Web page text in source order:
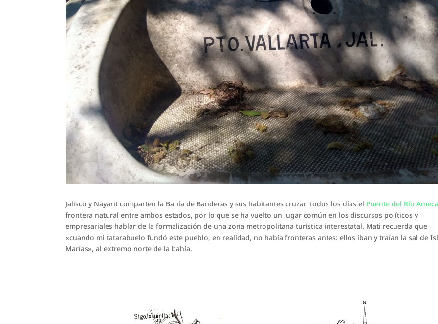
Jalisco y Nayarit comparten la Bahía de Banderas y sus habitantes cruzan todos los días el Puente del Río Ameca
frontera natural entre ambos estados, por lo que se ha vuelto un lugar común en los discursos políticos y
empresariales hablar de la formalización de una zona metropolitana turística interestatal. Mati recuerda que
«cuando mi tatarabuelo fundó este pueblo, en realidad, no había fronteras antes: ellos iban y traían la sal de
Marías», al extremo norte de la bahía.